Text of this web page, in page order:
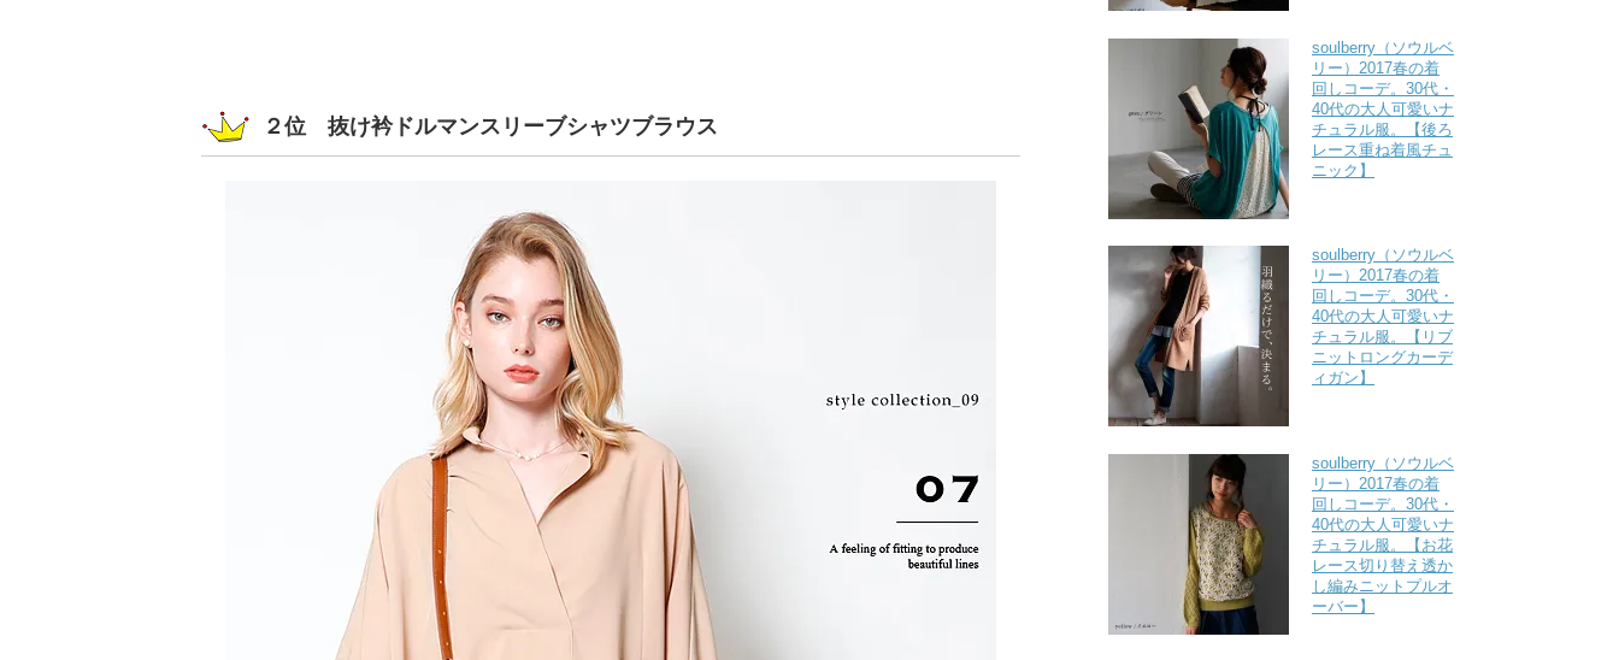
２位 抜け衿ドルマンスリーブシャツブラウス
soulberry（ソウルベ
リー）2017春の着
回しコーデ。30代・
40代の大人可愛いナ
チュラル服。【後ろ
レース重ね着風チュ
ニック】
soulberry（ソウルベ
リー）2017春の着
回しコーデ。30代・
40代の大人可愛いナ
チュラル服。【リブ
ニットロングカーデ
ィガン】
soulberry（ソウルベ
リー）2017春の着
回しコーデ。30代・
40代の大人可愛いナ
チュラル服。【お花
レース切り替え透か
し編みニットプルオ
ーバー】